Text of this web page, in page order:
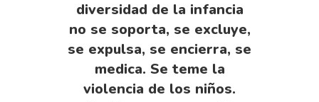
diversidad de la infancia
no se soporta, se excluye,
se expulsa, se encierra, se
medica. Se teme la
violencia de los niños.